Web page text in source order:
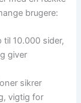
brugere:
til 10.000 sider,
giver
sikrer
vigtig for